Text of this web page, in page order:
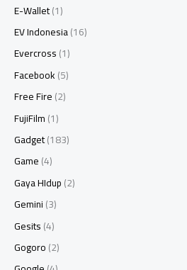
E-Wallet(1)
EV Indonesia(16)
Evercross(1)
Facebook(5)
Free Fire(2)
FujiFilm(1)
Gadget(183)
Game(4)
Gaya HIdup(2)
Gemini(3)
Gesits(4)
Gogoro(2)